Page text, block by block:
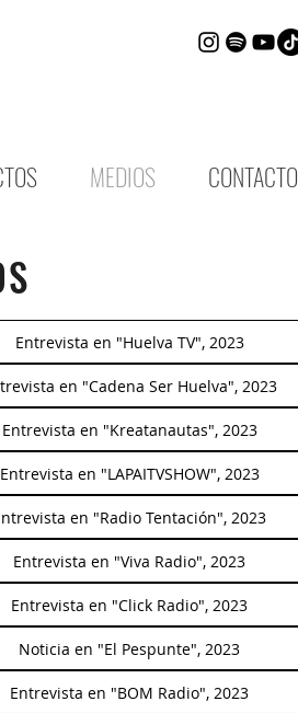
MEDIOS CONTACTO
Entrevista en "Huelva TV", 2023
en "Cadena Ser Huelva", 2023
Entrevista en "Kreatanautas", 2023
Entrevista en "LAPAITVSHOW", 2023
en "Radio Tentación", 2023
Entrevista en "Viva Radio", 2023
Entrevista en "Click Radio", 2023
Noticia en "El Pespunte", 2023
Entrevista en "BOM Radio", 2023